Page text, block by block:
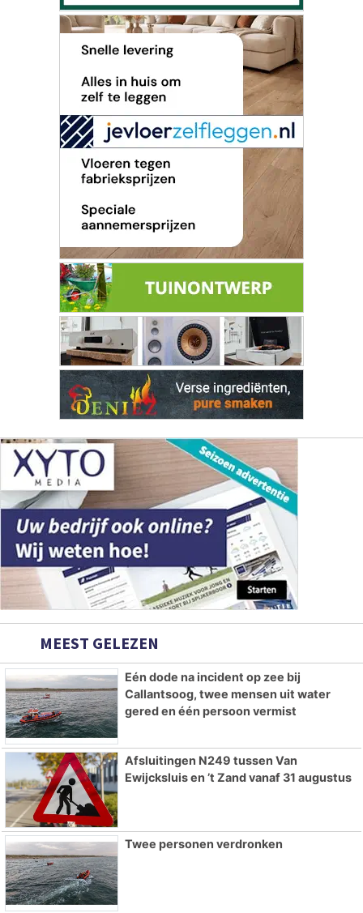
MEEST GELEZEN
Eén dode na incident op zee bij
Callantsoog, twee mensen uit water
gered en één persoon vermist
Afsluitingen N249 tussen Van
Ewijcksluis en ’t Zand vanaf 31 augustus
Twee personen verdronken